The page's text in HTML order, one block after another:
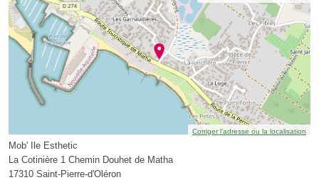
Corriger l’adresse ou la localisation
Mob' Ile Esthetic
La Cotinière 1 Chemin Douhet de Matha
17310 Saint-Pierre-d'Oléron